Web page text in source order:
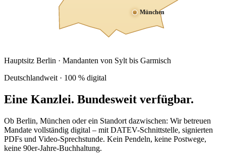
München
Hauptsitz Berlin · Mandanten von Sylt bis Garmisch
Deutschlandweit · 100 % digital
Eine Kanzlei. Bundesweit verfügbar.
Ob Berlin, München oder ein Standort dazwischen: Wir betreuen
Mandate vollständig digital – mit DATEV-Schnittstelle, signierten
PDFs und Video-Sprechstunde. Kein Pendeln, keine Postwege,
keine 90er-Jahre-Buchhaltung.